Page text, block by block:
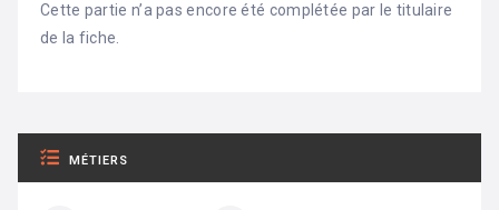
Cette partie n’a pas encore été complétée par le titulaire
de la fiche.
MÉTIERS